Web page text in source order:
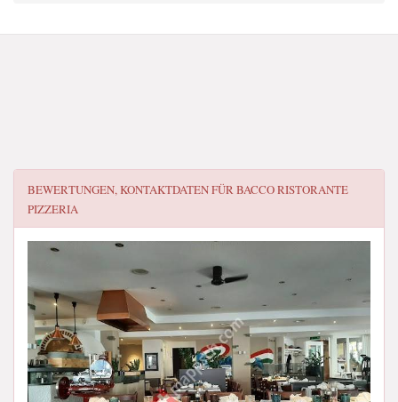
BEWERTUNGEN, KONTAKTDATEN FÜRBACCO RISTORANTE
PIZZERIA